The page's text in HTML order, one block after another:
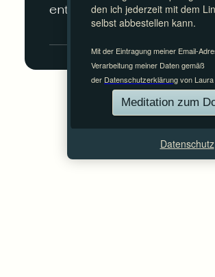
entdecke Dein Potenzial!
Datenschutz